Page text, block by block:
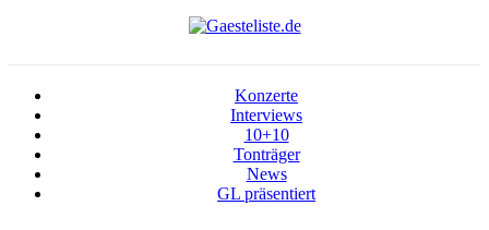
Konzerte
Interviews
10+10
Tonträger
News
GL präsentiert